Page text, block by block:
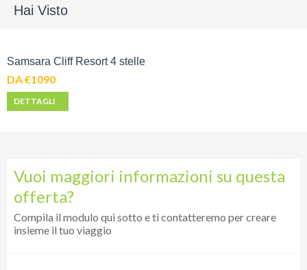
Hai Visto
Samsara Cliff Resort 4 stelle
DA €1090
DETTAGLI
Vuoi maggiori informazioni su questa
offerta?
Compila il modulo qui sotto e ti contatteremo per creare
insieme il tuo viaggio